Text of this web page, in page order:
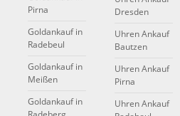
Pirna
Goldankauf in
Radebeul
Goldankauf in
Meißen
Goldankauf in
Dresden
Uhren Ankauf
Bautzen
Uhren Ankauf
Pirna
Uhren Ankauf